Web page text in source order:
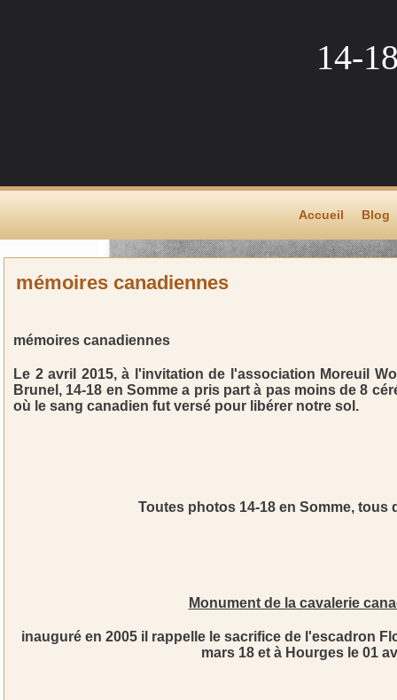
14-
Accueil Blog
mémoires canadiennes
mémoires canadiennes
Le 2 avril 2015, à l'invitation de l'association Moreuil
Brunel, 14-18 en Somme a pris part à pas moins de 8
où le sang canadien fut versé pour libérer notre sol.
Toutes photos 14-18 en Somme, tous
Monument de la cavalerie
inauguré en 2005 il rappelle le sacrifice de l'escadron
mars 18 et à Hourges le 01